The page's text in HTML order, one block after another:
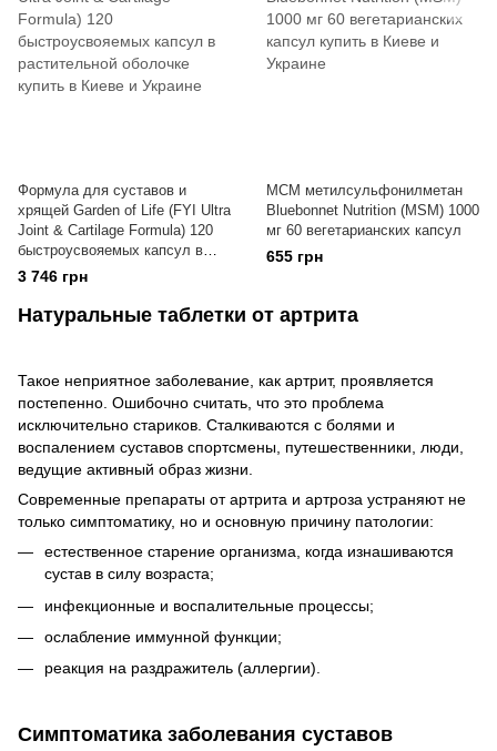
Формула для суставов и
хрящей Garden of Life (FYI Ultra
Joint & Cartilage Formula) 120
быстроусвояемых капсул в
растительной оболочке
3 746 грн
МСМ метилсульфонилметан
Bluebonnet Nutrition (MSM) 1000
мг 60 вегетарианских капсул
655 грн
Натуральные таблетки от артрита
Такое неприятное заболевание, как артрит, проявляется
постепенно. Ошибочно считать, что это проблема
исключительно стариков. Сталкиваются с болями и
воспалением суставов спортсмены, путешественники, люди,
ведущие активный образ жизни.
Современные препараты от артрита и артроза устраняют не
только симптоматику, но и основную причину патологии:
естественное старение организма, когда изнашиваются
сустав в силу возраста;
инфекционные и воспалительные процессы;
ослабление иммунной функции;
реакция на раздражитель (аллергии).
Симптоматика заболевания суставов